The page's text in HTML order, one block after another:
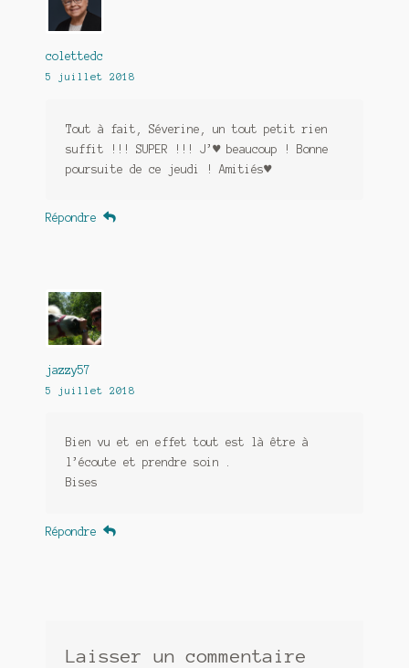
colettedc
5 juillet 2018
Tout à fait, Séverine, un tout petit rien
suffit !!! SUPER !!! J’♥ beaucoup ! Bonne
poursuite de ce jeudi ! Amitiés♥
Répondre
jazzy57
5 juillet 2018
Bien vu et en effet tout est là être à
l’écoute et prendre soin .
Bises
Répondre
Laisser un commentaire